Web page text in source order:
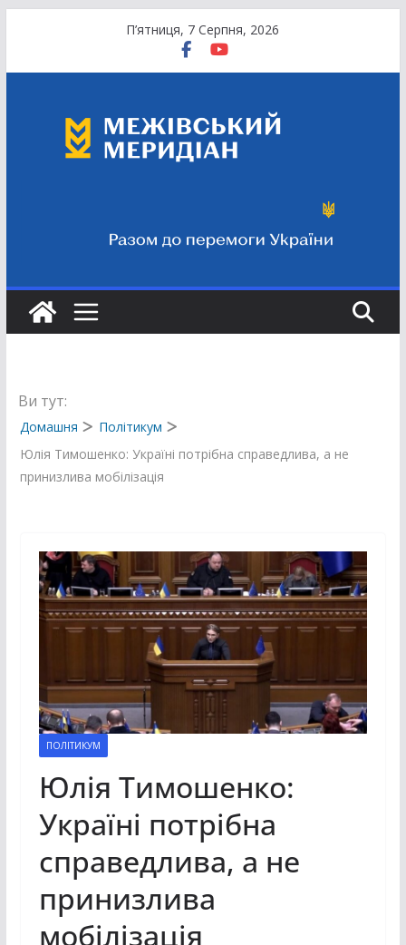
вмісту
П’ятниця, 7 Серпня, 2026
Ви тут:
Домашня
Політикум
Юлія Тимошенко: Україні потрібна справедлива, а не
принизлива мобілізація
ПОЛІТИКУМ
Юлія Тимошенко:
Україні потрібна
справедлива, а не
принизлива
мобілізація